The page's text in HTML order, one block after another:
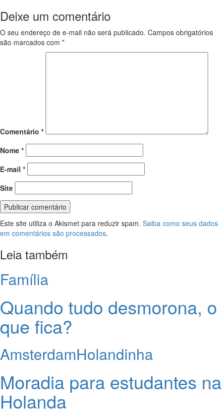
Deixe um comentário
O seu endereço de e-mail não será publicado. Campos obrigatórios
são marcados com *
Comentário *
Nome *
E-mail *
Site
Este site utiliza o Akismet para reduzir spam. Saiba como seus dados
em comentários são processados.
Leia também
Família
Quando tudo desmorona, o
que fica?
AmsterdamHolandinha
Moradia para estudantes na
Holanda